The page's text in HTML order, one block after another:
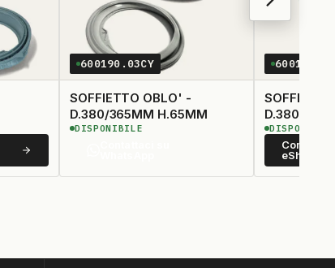
600190.03CY
SOFFIETTO OBLO' -
D.380/365MM H.65MM
DISPONIBILE
D.380/375 CON
eShop